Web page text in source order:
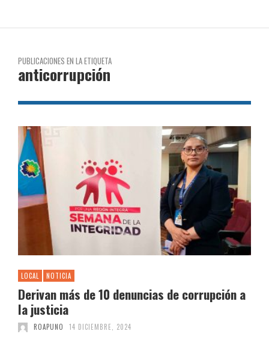
PUBLICACIONES EN LA ETIQUETA
anticorrupción
LOCAL NOTICIA
Derivan más de 10 denuncias de corrupción a
la justicia
ROAPUNO 14 DICIEMBRE, 2024